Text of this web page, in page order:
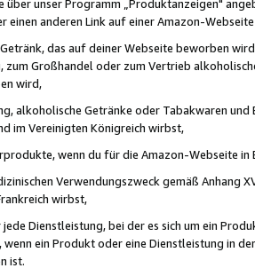
über unser Programm „Produktanzeigen"
einen anderen Link auf einer Amazon-
das auf deiner Webseite beworben
zum Großhandel oder zum Vertrieb
wird,
alkoholische Getränke oder Tabakwaren
im Vereinigten Königreich wirbst,
wenn du für die Amazon-Webseite in
Verwendungszweck gemäß Anhang
wirbst,
Dienstleistung, bei der es sich um ein
ein Produkt oder eine Dienstleistung in
ist.